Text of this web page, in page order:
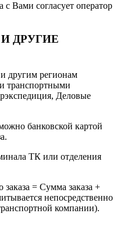
с Вами согласует оператор
ДРУГИЕ
другим регионам
транспортными
Деловые
банковской картой
ТК или отделения
заказа = Сумма заказа +
непосредственно
компании).